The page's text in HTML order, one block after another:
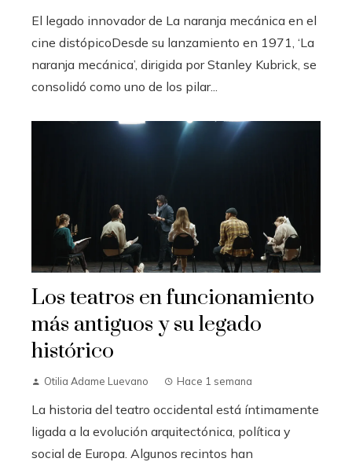
El legado innovador de La naranja mecánica en el
cine distópicoDesde su lanzamiento en 1971, ‘La
naranja mecánica’, dirigida por Stanley Kubrick, se
consolidó como uno de los pilar...
Los teatros en funcionamiento
más antiguos y su legado
histórico
Otilia Adame Luevano Hace 1 semana
La historia del teatro occidental está íntimamente
ligada a la evolución arquitectónica, política y
social de Europa. Algunos recintos han